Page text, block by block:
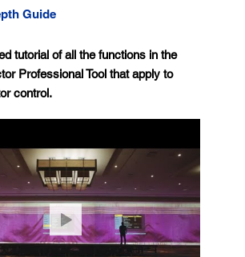
Guide
tutorial of all the functions in the
Professional Tool that apply to
control.